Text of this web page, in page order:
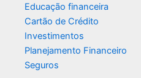
Educação financeira
Cartão de Crédito
Investimentos
Planejamento Financeiro
Seguros